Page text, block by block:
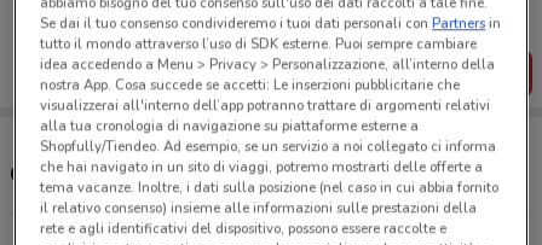
salvarle e creare la tua lista del risparmio, comodamente
dal tuo cellulare.
SCARICA L’APP
Orari e Negozi Giocheria
Se dai il tuo consenso condivideremo i tuoi dati personali conPartnersin
tutto il mondo attraverso l’uso di SDK esterne. Puoi sempre cambiare
idea accedendo a Menu > Privacy > Personalizzazione, all’interno della
nostra App. Cosa succede se accetti: Le inserzioni pubblicitarie che
visualizzerai all'interno dell’app potranno trattare di argomenti relativi
alla tua cronologia di navigazione su piattaforme esterne a
Shopfully/Tiendeo. Ad esempio, se un servizio a noi collegato ci informa
che hai navigato in un sito di viaggi, potremo mostrarti delle offerte a
tema vacanze. Inoltre, i dati sulla posizione (nel caso in cui abbia fornito
il relativo consenso) insieme alle informazioni sulle prestazioni della
rete e agli identificativi del dispositivo, possono essere raccolte e